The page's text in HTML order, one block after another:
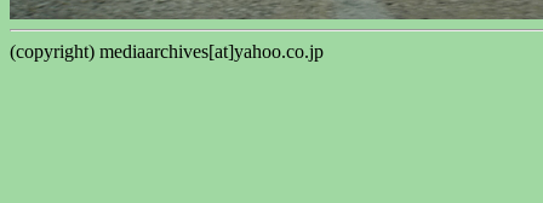
(copyright) mediaarchives[at]yahoo.co.jp